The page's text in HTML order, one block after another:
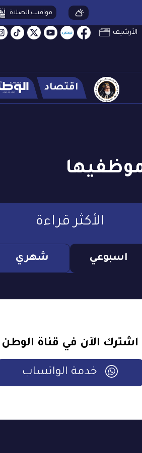
مواقيت الصلاة
الأرشيف
اقتصاد
الأكثر قراءة
اسبوعي شهري
اشترك الآن في قناة الوطن
خدمة الواتساب